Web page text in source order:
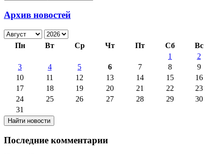
Архив новостей
Пн Вт Ср Чт Пт Сб
Вс
1
2
3
4 5 6 7 8
9
10
11 12 13 14 15
16
17
18 19 20 21 22
23
24
25 26 27 28 29
30
31
Последние комментарии